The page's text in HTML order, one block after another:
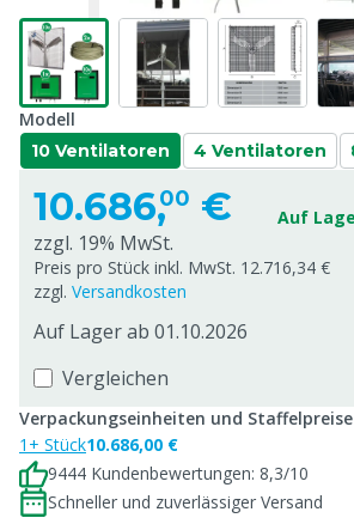
Modell
10 Ventilatoren 4 Ventilatoren
10.686,00 € Auf
zzgl. 19% MwSt.
Preis pro Stück inkl. MwSt. 12.716,34 €
zzgl. Versandkosten
Auf Lager ab 01.10.2026
Vergleichen
Verpackungseinheiten und Staffelpreise
1+ Stück10.686,00 €
9444 Kundenbewertungen: 8,3/10
Schneller und zuverlässiger Versand